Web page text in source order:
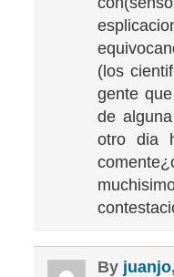
(los
gente
de
otro dia
By juanjo